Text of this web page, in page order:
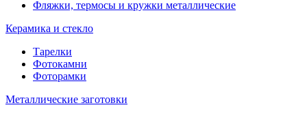
Фляжки, термосы и кружки металлические
Керамика и стекло
Тарелки
Фотокамни
Фоторамки
Металлические заготовки